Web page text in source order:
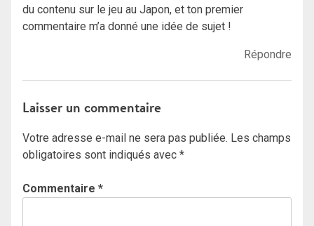
du contenu sur le jeu au Japon, et ton premier
commentaire m’a donné une idée de sujet !
Répondre
Laisser un commentaire
Votre adresse e-mail ne sera pas publiée. Les champs
obligatoires sont indiqués avec *
Commentaire *